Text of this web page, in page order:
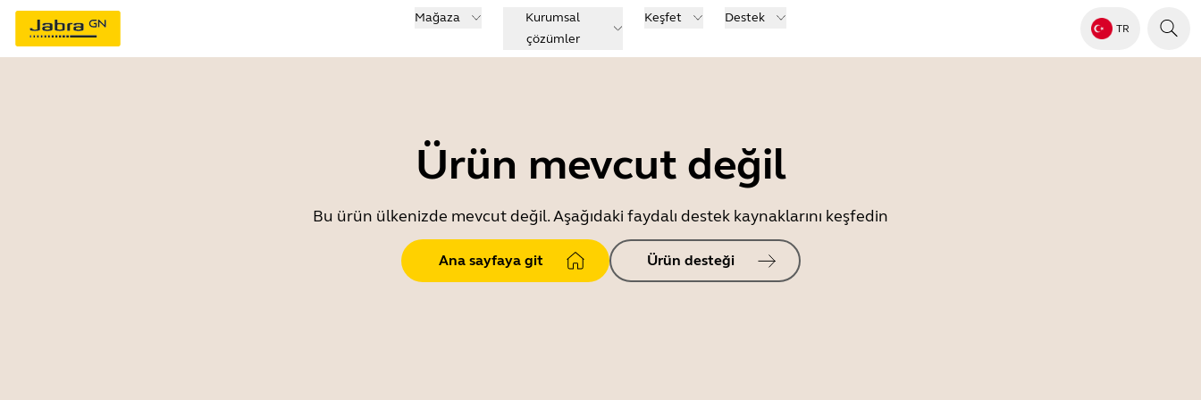
Mağaza
Kurumsal
çözümler
Keşfet Destek
TR
Ürün mevcut değil
Bu ürün ülkenizde mevcut değil. Aşağıdaki faydalı destek kaynaklarını keşfedin
Ana sayfaya git Ürün desteği